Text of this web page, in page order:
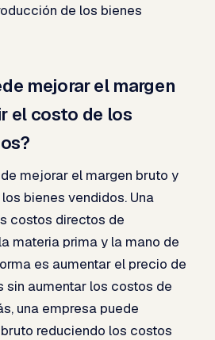
de los bienes
mejorar el margen
el costo de los
mejorar el margen bruto y
bienes vendidos. Una
costos directos de
materia prima y la mano de
es aumentar el precio de
sin aumentar los costos de
una empresa puede
reduciendo los costos